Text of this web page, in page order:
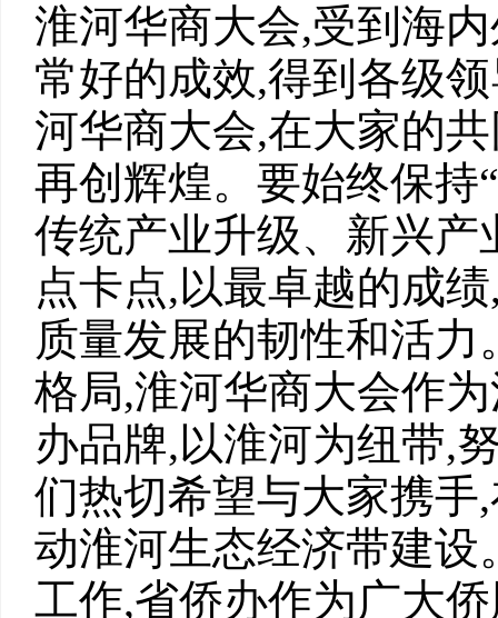
淮河华商大会,受到海
常好的成效,得到各级
河华商大会,在大家的
再创辉煌。要始终保持
传统产业升级、新兴
点卡点,以最卓越的成
质量发展的韧性和活力
格局,淮河华商大会作
办品牌,以淮河为纽带,
们热切希望与大家携
动淮河生态经济带建设
工作,省侨办作为广大